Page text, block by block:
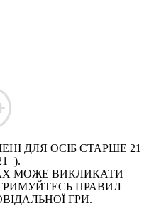
ДЛЯ ОСІБ СТАРШЕ 21
МОЖЕ ВИКЛИКАТИ
ПРАВИЛ
ГРИ.